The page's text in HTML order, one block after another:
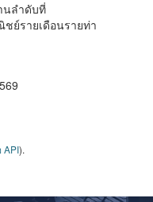
นลำดับที่
ย์รายเดือนรายท่า
API).